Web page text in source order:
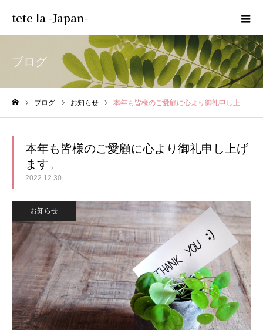
tete la -Japan-
ブログ
ブログ お知らせ 本年も皆様のご愛顧に心より御礼申し上げます。
本年も皆様のご愛顧に心より御礼申し上げ
ます。
2022.12.30
お知らせ